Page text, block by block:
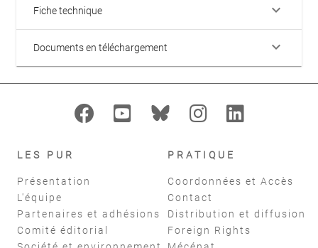
Fiche technique keyboard_arrow_down
Documents en téléchargement keyboard_arrow_down
LES PUR
Présentation
L'équipe
Partenaires et adhésions
Comité éditorial
PRATIQUE
Coordonnées et Accès
Contact
Distribution et diffusion
Foreign Rights